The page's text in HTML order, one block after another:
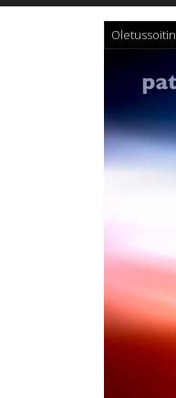
Oletussoitin